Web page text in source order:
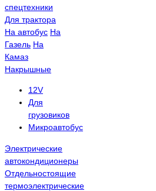
спецтехники
Для трактора
На автобус На
Газель На
Камаз
Накрышные
12V
Для
грузовиков
Микроавтобус
Электрические
автокондиционеры
Отдельностоящие
термоэлектрические